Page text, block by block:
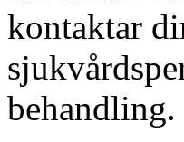
kontaktar
behandling.